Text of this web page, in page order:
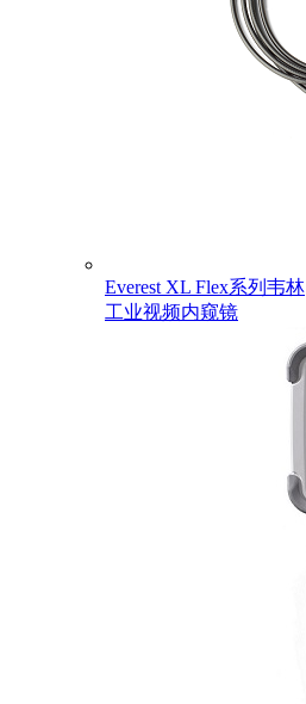
Everest XL Flex系列韦林
工业视频内窥镜